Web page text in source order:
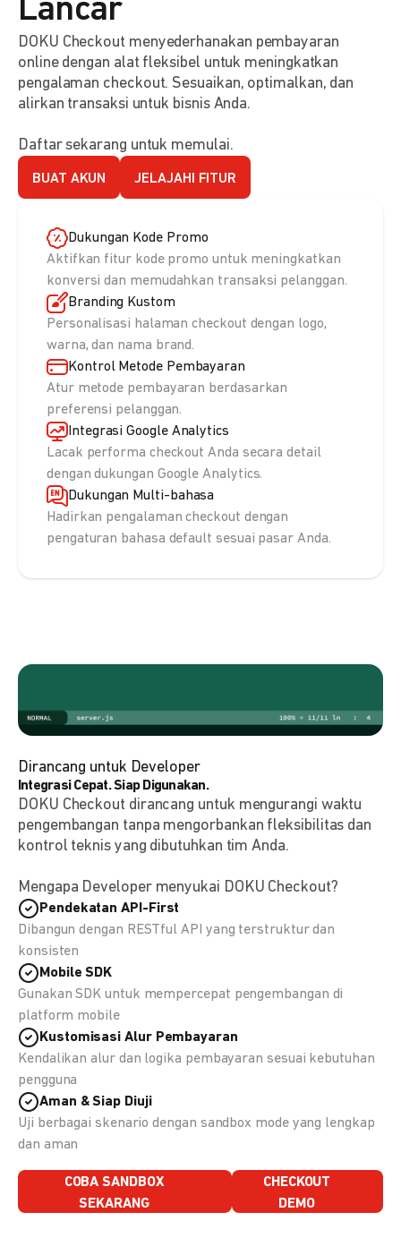
Lancar
DOKU Checkout menyederhanakan pembayaran
online dengan alat fleksibel untuk meningkatkan
pengalaman checkout. Sesuaikan, optimalkan, dan
alirkan transaksi untuk bisnis Anda.
Daftar sekarang untuk memulai.
BUAT AKUN JELAJAHI FITUR
Dukungan Kode Promo
Aktifkan fitur kode promo untuk meningkatkan
konversi dan memudahkan transaksi pelanggan.
Branding Kustom
Personalisasi halaman checkout dengan logo,
warna, dan nama brand.
Kontrol Metode Pembayaran
Atur metode pembayaran berdasarkan
preferensi pelanggan.
Integrasi Google Analytics
Lacak performa checkout Anda secara detail
dengan dukungan Google Analytics.
Dukungan Multi-bahasa
Hadirkan pengalaman checkout dengan
pengaturan bahasa default sesuai pasar Anda.
Dirancang untuk Developer
Integrasi Cepat. Siap Digunakan.
DOKU Checkout dirancang untuk mengurangi waktu
pengembangan tanpa mengorbankan fleksibilitas dan
kontrol teknis yang dibutuhkan tim Anda.
Mengapa Developer menyukai DOKU Checkout?
Pendekatan API-First
Dibangun dengan RESTful API yang terstruktur dan
konsisten
Mobile SDK
Gunakan SDK untuk mempercepat pengembangan di
platform mobile
Kustomisasi Alur Pembayaran
Kendalikan alur dan logika pembayaran sesuai kebutuhan
pengguna
Aman & Siap Diuji
Uji berbagai skenario dengan sandbox mode yang lengkap
dan aman
COBA SANDBOX
SEKARANG
CHECKOUT
DEMO